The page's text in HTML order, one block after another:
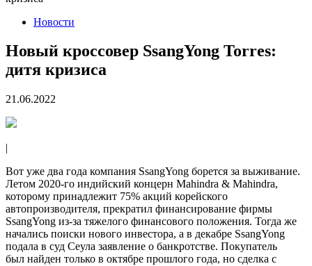
Новости
Новый кроссовер SsangYong Torres:
дитя кризиса
21.06.2022
|
Вот уже два года компания SsangYong борется за выживание.
Летом 2020-го индийский концерн Mahindra & Mahindra,
которому принадлежит 75% акций корейского
автопроизводителя, прекратил финансирование фирмы
SsangYong из-за тяжелого финансового положения. Тогда же
начались поиски нового инвестора, а в декабре SsangYong
подала в суд Сеула заявление о банкротстве. Покупатель
был найден только в октябре прошлого года, но сделка с